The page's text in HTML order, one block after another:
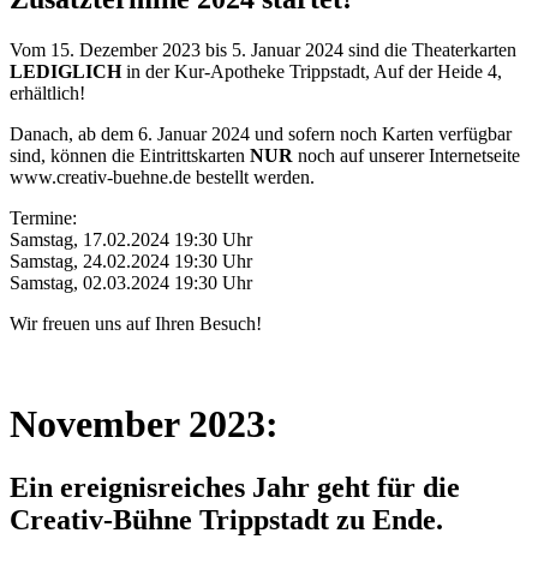
Vom 15. Dezember 2023 bis 5. Januar 2024 sind die Theaterkarten
LEDIGLICHin der Kur-Apotheke Trippstadt, Auf der Heide 4,
erhältlich!
Danach, ab dem 6. Januar 2024 und sofern noch Karten verfügbar
sind, können die Eintrittskarten NUR noch auf unserer Internetseite
www.creativ-buehne.de bestellt werden.
Termine:
Samstag, 17.02.2024 19:30 Uhr
Samstag, 24.02.2024 19:30 Uhr
Samstag, 02.03.2024 19:30 Uhr
Wir freuen uns auf Ihren Besuch!
November 2023:
Ein ereignisreiches Jahr geht für die
Creativ-Bühne Trippstadt zu Ende.